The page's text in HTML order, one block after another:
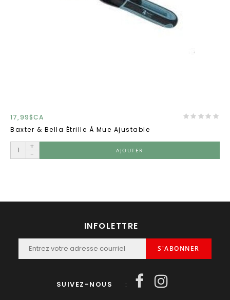
17,99$CA
Baxter & Bella Étrille À Mue Ajustable
+
-
AJOUTER
INFOLETTRE
S'ABONNER
SUIVEZ-NOUS :